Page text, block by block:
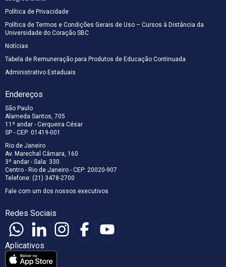
Política de Privacidade
Política de Termos e Condições Gerais de Uso – Cursos à Distância da
Universidade do Coração SBC
Notícias
Tabela de Remuneração para Produtos de Educação Continuada
Administrativo Estaduais
Endereços
São Paulo
Alameda Santos, 705
11º andar - Cerqueira César
SP - CEP: 01419-001
Rio de Janeiro
Av. Marechal Câmara, 160
3º andar - Sala: 330
Centro - Rio de Janeiro - CEP: 20020-907
Telefone: (21) 3478-2700
Fale com um dos nossos executivos
Redes Sociais
Aplicativos